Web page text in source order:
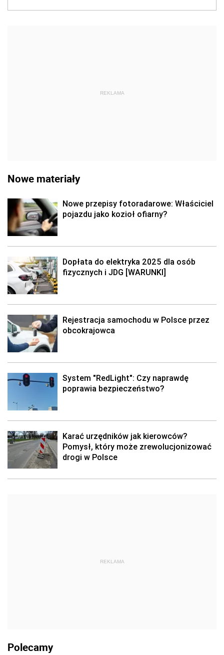
REKLAMA
Nowe materiały
Nowe przepisy fotoradarowe: Właściciel
pojazdu jako kozioł ofiarny?
Dopłata do elektryka 2025 dla osób
fizycznych i JDG [WARUNKI]
Rejestracja samochodu w Polsce przez
obcokrajowca
System "RedLight": Czy naprawdę
poprawia bezpieczeństwo?
Karać urzędników jak kierowców?
Pomysł, który może zrewolucjonizować
drogi w Polsce
REKLAMA
Polecamy